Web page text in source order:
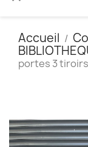
Accueil
portes 3 tiroirs